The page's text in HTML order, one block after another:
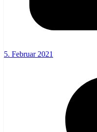
5. Februar 2021